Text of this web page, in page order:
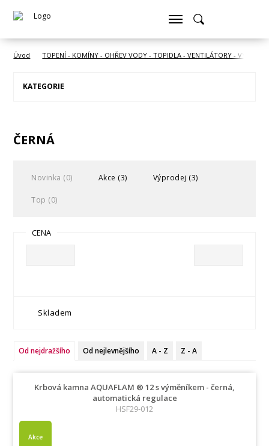
Úvod TOPENÍ - KOMÍNY - OHŘEV VODY - TOPIDLA - VENTILÁTORY -
KATEGORIE
ČERNÁ
Novinka (0) Akce (3) Výprodej (3)
Top (0)
CENA
Skladem
Od nejdražšího Od nejlevnějšího A - Z Z - A
Krbová kamna AQUAFLAM ® 12 s výměníkem - černá,
automatická regulace
HSF29-012
Akce